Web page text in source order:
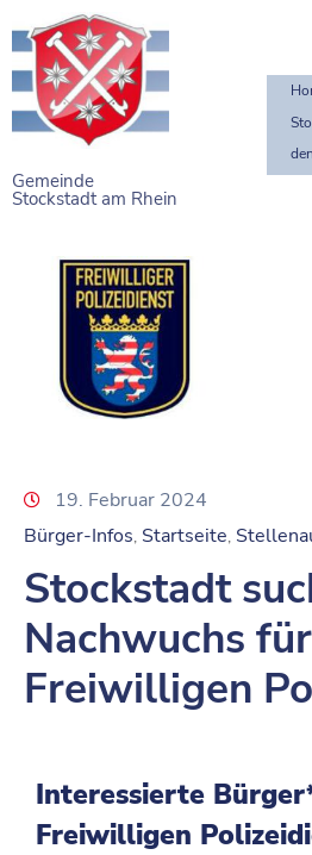
Gemeinde
Stockstadt am Rhein
STARTSEITE
BÜRGERSERVICE
EINRICHTUNGEN
NAHERHOLUNG
FREIZEITEINRICHTUNGEN
19. Februar 2024
Bürger-Infos‚ Startseite‚
Stockstadt
Nachwuchs
Freiwilligen
Interessierte
Freiwilligen